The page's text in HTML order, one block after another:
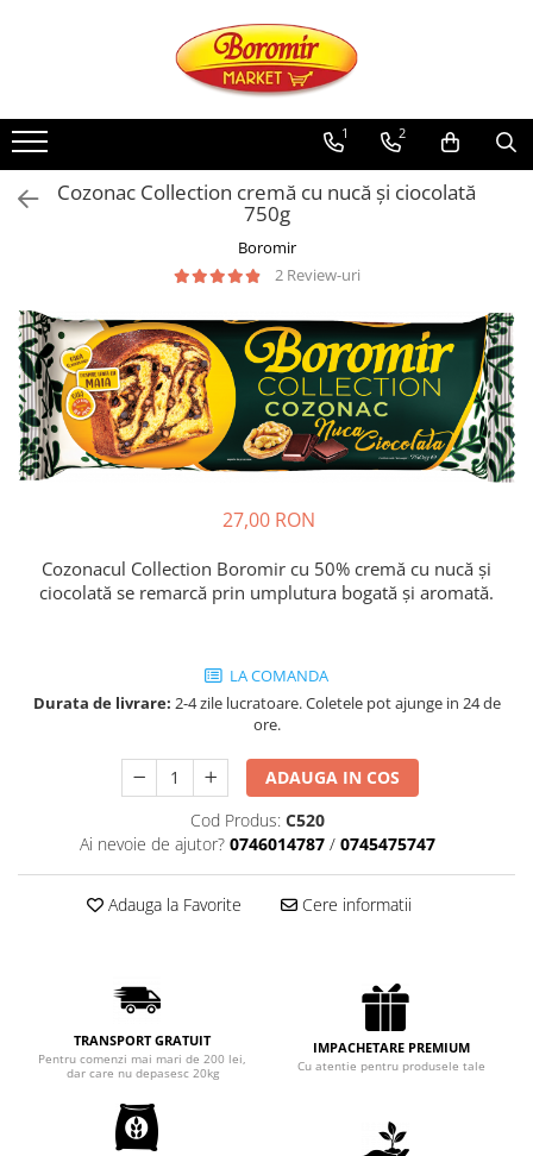
Noutati
Produse de post
Cozonac
Cozonac Creme
Cozonac Traditional
Cozonac Casa Boromir
Cozonac Pricomigdala
Cozonac Magnum
Cozonac Vegan (de post)
Cozonac Cadou
Cozonac Duofino
Salam de biscuiti
Creme tartinabile
Chec Ciocco
Chec Glasat
Checurile Royal
1 2
Cozonac Collection cremă cu nucă și ciocolată
750g
Boromir
2 Review-uri
27,00 RON
Cozonacul Collection Boromir cu 50% cremă cu nucă și
ciocolată se remarcă prin umplutura bogată și aromată.
LA COMANDA
Durata de livrare: 2-4 zile lucratoare. Coletele pot ajunge in 24 de
ore.
ADAUGA IN COS
Cod Produs: C520
Ai nevoie de ajutor? 0746014787 / 0745475747
Adauga la Favorite Cere informatii
TRANSPORT GRATUIT
Pentru comenzi mai mari de 200 lei,
dar care nu depasesc 20kg
IMPACHETARE PREMIUM
Cu atentie pentru produsele tale